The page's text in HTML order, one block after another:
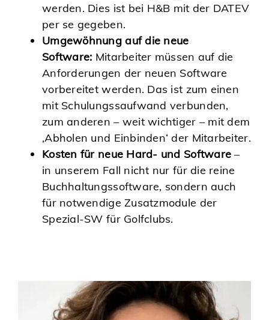
werden. Dies ist bei H&B mit der DATEV
per se gegeben.
Umgewöhnung auf die neue
Software: Mitarbeiter müssen auf die
Anforderungen der neuen Software
vorbereitet werden. Das ist zum einen
mit Schulungssaufwand verbunden,
zum anderen – weit wichtiger – mit dem
‚Abholen und Einbinden‘ der Mitarbeiter.
Kosten für neue Hard- und Software –
in unserem Fall nicht nur für die reine
Buchhaltungssoftware, sondern auch
für notwendige Zusatzmodule der
Spezial-SW für Golfclubs.